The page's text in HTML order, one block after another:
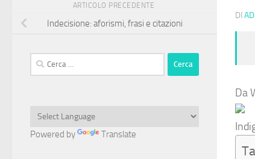
DI
Da
ARTICOLO PRECEDENTE
Indecisione: aforismi, frasi e citazioni
Ricerca
per:
Powered by Translate